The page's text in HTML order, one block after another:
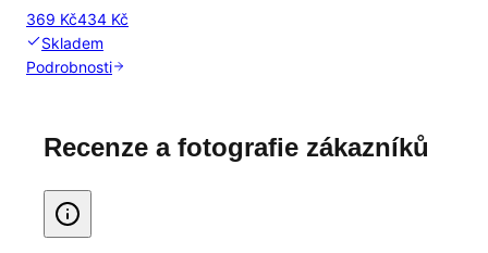
369 Kč434 Kč
Skladem
Podrobnosti
Recenze a fotografie zákazníků